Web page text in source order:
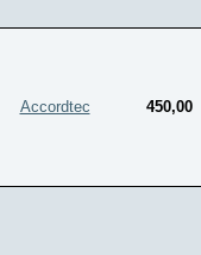
Accordtec
450,00